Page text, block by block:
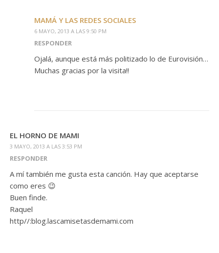
MAMÁ Y LAS REDES SOCIALES
6 MAYO, 2013 A LAS 9:50 PM
RESPONDER
Ojalá, aunque está más politizado lo de Eurovisión…
Muchas gracias por la visita!!
EL HORNO DE MAMI
3 MAYO, 2013 A LAS 3:53 PM
RESPONDER
A mí también me gusta esta canción. Hay que aceptarse
como eres 😉
Buen finde.
Raquel
http//:blog.lascamisetasdemami.com